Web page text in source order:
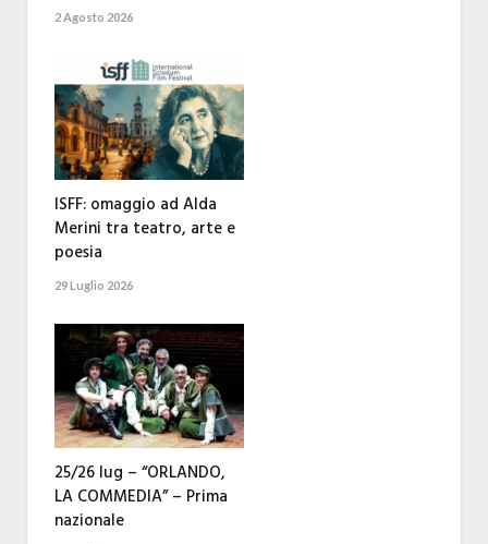
2 Agosto 2026
ISFF: omaggio ad Alda
Merini tra teatro, arte e
poesia
29 Luglio 2026
25/26 lug – “ORLANDO,
LA COMMEDIA” – Prima
nazionale